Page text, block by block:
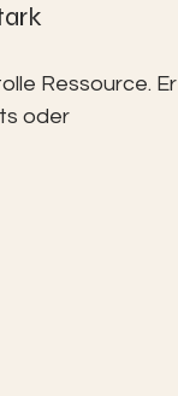
Ressource. Er
oder